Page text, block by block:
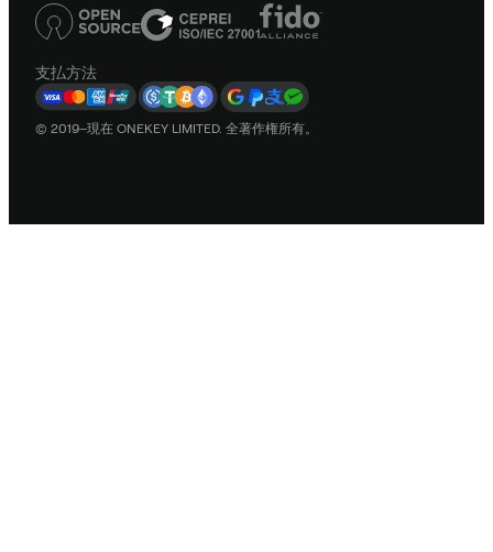
支払方法
© 2019–現在 ONEKEY LIMITED. 全著作権所有。